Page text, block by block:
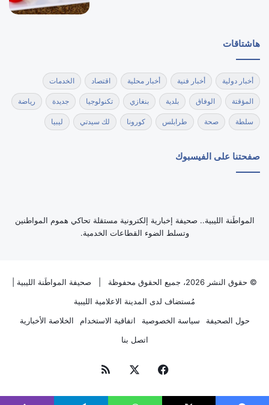
هاشتاقات
أخبار دولية أخبار فنية أخبار محلية اقتصاد الخدمات
المؤقتة الوفاق بلدية بنغازي تكنولوجيا جديدة رياضة
سلطة صحة طرابلس كورونا لك سيدتي ليبيا
صفحتنا على الفيسبوك
‏المواطَنة الليبية.. صحيفة إخبارية إلكترونية مستقلة تحاكي هموم المواطنين
وتسلط الضوء القطاعات الخدمية.
© حقوق النشر 2026، جميع الحقوق محفوظة | صحيفة المواطَنة الليبية
مُستضاف لدى المدينة الاعلامية الليبية
حول الصحيفة
سياسة الخصوصية اتفاقية الاستخدام
الخلاصة الأخبارية
اتصل بنا
فيسبوك ملخص
الموقع